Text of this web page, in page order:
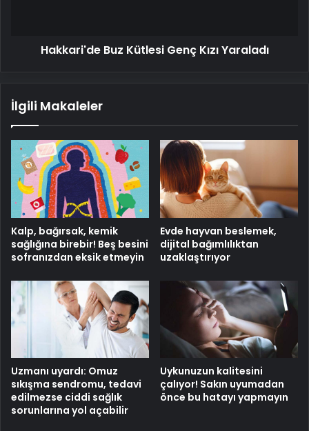
Hakkari'de Buz Kütlesi Genç Kızı Yaraladı
İlgili Makaleler
Kalp, bağırsak, kemik
sağlığına birebir! Beş besini
sofranızdan eksik etmeyin
Evde hayvan beslemek,
dijital bağımlılıktan
uzaklaştırıyor
Uzmanı uyardı: Omuz
sıkışma sendromu, tedavi
edilmezse ciddi sağlık
sorunlarına yol açabilir
Uykunuzun kalitesini
çalıyor! Sakın uyumadan
önce bu hatayı yapmayın